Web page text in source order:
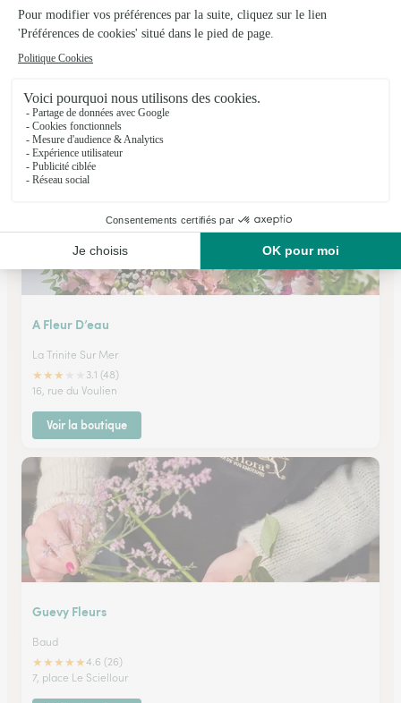
Blanc Bleu Reve
Sene
41, route de Nantes
Voir la boutique
A Fleur D’eau
La Trinite Sur Mer
★★★
3.1 (48)
16, rue du Voulien
Voir la boutique
Guevy Fleurs
Baud
★★★★★4.6 (26)
7, place Le Sciellour